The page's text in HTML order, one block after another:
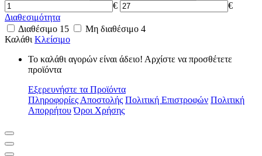
€
€
Διαθεσιμότητα
Διαθέσιμο 15 Μη διαθέσιμο 4
Καλάθι Κλείσιμο
Το καλάθι αγορών είναι άδειο! Αρχίστε να προσθέτετε
προϊόντα
Εξερευνήστε τα Προϊόντα
Πληροφορίες Αποστολής Πολιτική Επιστροφών Πολιτική
Απορρήτου Όροι Χρήσης